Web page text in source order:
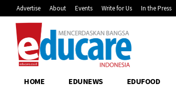
Advertise About Events Write for Us In the Press
HOME EDUNEWS EDUFOOD